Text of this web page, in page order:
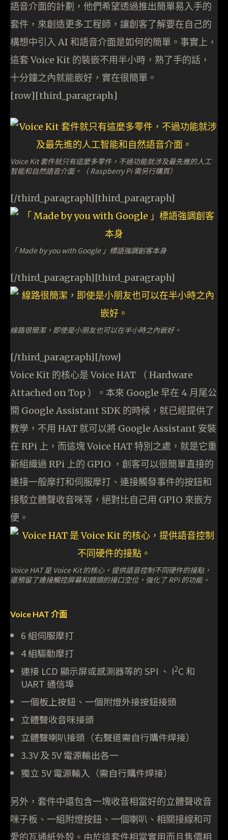
語音介面的計劃，他們希望透過推出簡單易入手的
套件，來創造更多工程師，讓創客了解要在自己的
構想中引入 AI 和語音介面是如何的簡單。事實上，
這套 Voice Kit 的裝嵌不用半小時，熟了手的話，
十分鐘之內就能嵌好，實在很簡單。
[row][third_paragraph]
Voice Kit 套件就只有這麼多零件，不過功能就涉及最先進的人工
智能和自然語音介面。（ Raspberry Pi 需另行購買）
[/third_paragraph][third_paragraph]
「 Made by you with Google 」標語強調創客本身
[/third_paragraph][third_paragraph]
線路很簡潔，即使是小朋友也可以在半小時之內嵌好。
[/third_paragraph][/row]
Voice Kit 的核心是 Voice HAT （ Hardware
Attached on Top ）。本來 Google 早在 4 月尾公
開 Google Assistant SDK 的時候，就已經提供了
教學，不用 HAT 就可以將 Google Assistant 安裝
在 RPi 上，而這塊 Voice HAT 特別之處，就是它重
新組織過 RPi 上的 GPIO ，創客可以很簡單直接的
連接一般摩打和伺服摩打、連接觸發事件的按鈕和
接駁立體聲收音咪等，絕對比自己用 GPIO 來嵌方
便。
Voice HAT 是 Voice Kit 的核心，提供語音控制不同硬件的接點，
還預留了連接觸控屏幕和鏡頭的接口空位，強化了 RPi 的功能。
Voice HAT 介面
6 組伺服摩打
4 組驅動摩打
連接 LCD 顯示屏或感測器等的 SPI 、 I2C 和
UART 通信埠
一個板上按鈕、一個附燈外接按鈕接頭
立體聲收音咪接頭
立體聲喇叭接頭（右聲道需自行購件焊接）
3.3V 及 5V 電源輸出各一
獨立 5V 電源輸入（需自行購件焊接）
另外，套件中還包含一塊收音相當好的立體聲收音
咪子板、一組附燈按鈕、一個喇叭、相關接線和可
愛的瓦通紙外殼。由於這套件相當實用而且售價相